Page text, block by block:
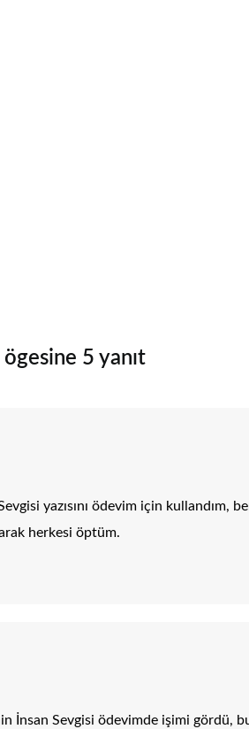
ögesine 5 yanıt
yazısını ödevim için kullandım,
herkesi öptüm.
İnsan Sevgisi ödevimde işimi gördü,